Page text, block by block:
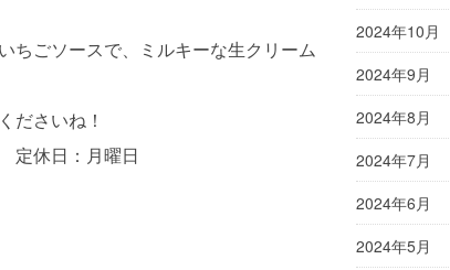
ちごソースで、ミルキーな生クリーム
ださいね！
休日：月曜日
2024年10月
2024年9月
2024年8月
2024年7月
2024年6月
2024年5月